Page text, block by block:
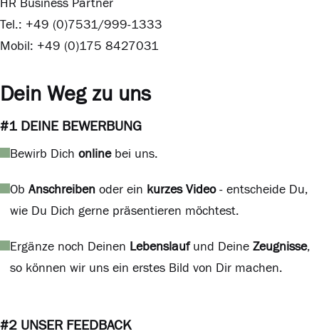
HR Business Partner
Tel.: +49 (0)7531/999-1333
Mobil: +49 (0)175 8427031
Dein Weg zu uns
#1 DEINE BEWERBUNG
Bewirb Dich onlinebei uns.
Ob Anschreiben oder ein kurzes Video- entscheide Du,
wie Du Dich gerne präsentieren möchtest.
Ergänze noch Deinen Lebenslaufund Deine Zeugnisse,
so können wir uns ein erstes Bild von Dir machen.
#2 UNSER FEEDBACK